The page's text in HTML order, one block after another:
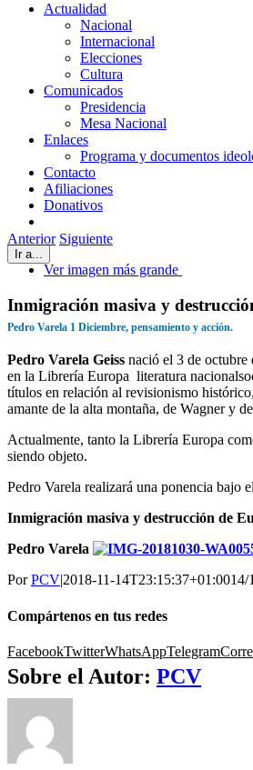
Actualidad
Nacional
Internacional
Elecciones
Cultura
Comunicados
Presidencia
Mesa Nacional
Enlaces
Programa y documentos
Contacto
Afiliaciones
Donativos
Ir a...
Anterior Siguiente
Ver imagen más grande
Inmigración masiva y
Pedro Varela 1 Diciembre, pensamiento y acción.
Pedro Varela Geiss nació el 3 de
en la Librería Europa literatura
títulos en relación al revisionismo
amante de la alta montaña, de Wagner y
Actualmente, tanto la Librería Europa
siendo objeto.
Pedro Varela realizará una ponencia bajo
Inmigración masiva y destrucción de
Pedro Varela
PorPCV|2018-11-14T23:15:37+01:0014/
Compártenos en tus redes
FacebookTwitterWhatsAppTelegram
Sobre el Autor: PCV